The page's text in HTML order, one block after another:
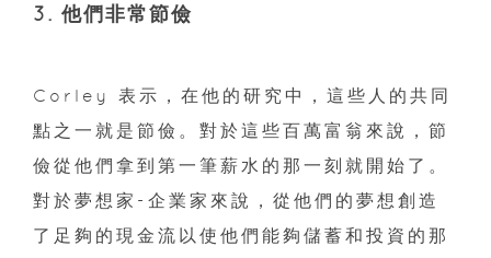
3. 他們非常節儉
Corley 表示，在他的研究中，這些人的共同
點之一就是節儉。對於這些百萬富翁來說，節
儉從他們拿到第一筆薪水的那一刻就開始了。
對於夢想家-企業家來說，從他們的夢想創造
了足夠的現金流以使他們能夠儲蓄和投資的那